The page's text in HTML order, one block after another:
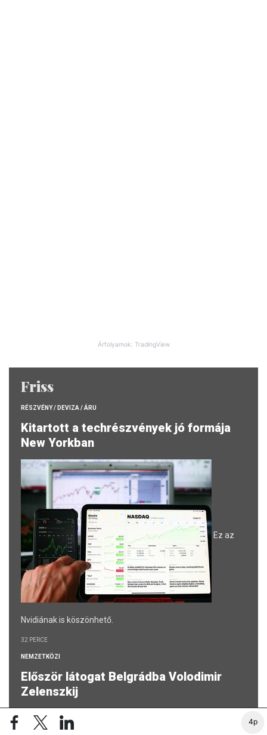
4p
Árfolyamok: TradingView
Friss
RÉSZVÉNY / DEVIZA / ÁRU
Kitartott a techrészvények jó formája
New Yorkban
Ez az
Nvidiának is köszönhető.
32 PERCE
NEMZETKÖZI
Először látogat Belgrádba Volodimir
Zelenszkij
Hónapokig húzódott a találkozó előkészítése.